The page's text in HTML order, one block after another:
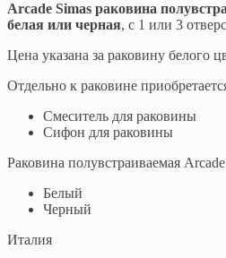
Arcade Simas раковина
белая или черная, с 1 или 3
Цена указана за раковину белого
Отдельно к раковине
Смеситель для раковины
Сифон для раковины
Раковина полувстраиваемая
Белый
Черный
Италия